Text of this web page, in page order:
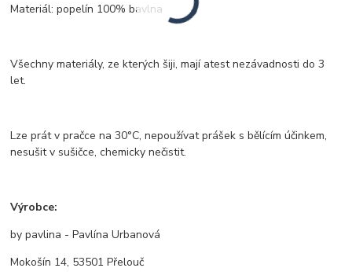
Materiál: popelín 100% bavlna
Všechny materiály, ze kterých šiji, mají atest nezávadnosti do 3
let.
Lze prát v pračce na 30°C, nepoužívat prášek s bělícím účinkem,
nesušit v sušičce, chemicky nečistit.
Výrobce:
by pavlina - Pavlína Urbanová
Mokošín 14, 53501 Přelouč